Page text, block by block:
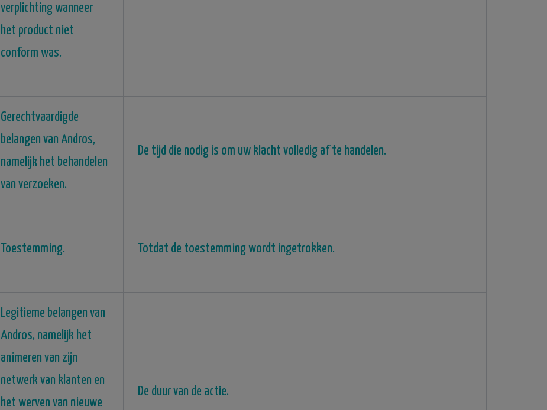
verplichting wanneer
het product niet
conform was.
Gerechtvaardigde
belangen van Andros,
namelijk het behandelen
van verzoeken.
De tijd die nodig is om uw klacht volledig af te handelen.
Toestemming. Totdat de toestemming wordt ingetrokken.
Legitieme belangen van
Andros, namelijk het
animeren van zijn
netwerk van klanten en
het werven van nieuwe
De duur van de actie.